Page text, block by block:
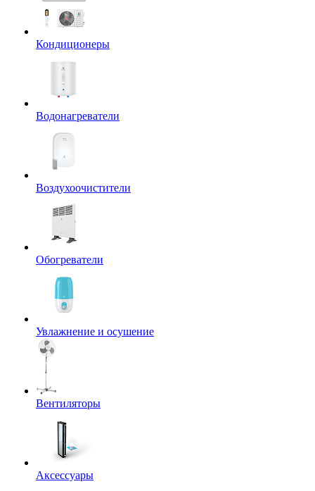
Кондиционеры
Водонагреватели
Воздухоочистители
Обогреватели
Увлажнение и осушение
Вентиляторы
Аксессуары